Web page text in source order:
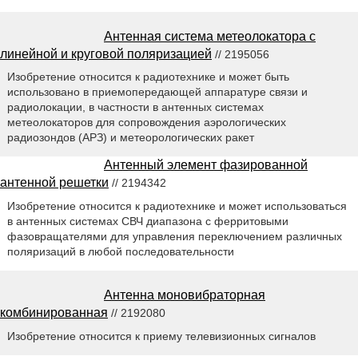
Антенная система метеолокатора с
линейной и круговой поляризацией // 2195056
Изобретение относится к радиотехнике и может быть
использовано в приемопередающей аппаратуре связи и
радиолокации, в частности в антенных системах
метеолокаторов для сопровождения аэрологических
радиозондов (АРЗ) и метеорологических ракет
Антенный элемент фазированной
антенной решетки // 2194342
Изобретение относится к радиотехнике и может использоваться
в антенных системах СВЧ диапазона с ферритовыми
фазовращателями для управления переключением различных
поляризаций в любой последовательности
Антенна моновибраторная
комбинированная // 2192080
Изобретение относится к приему телевизионных сигналов